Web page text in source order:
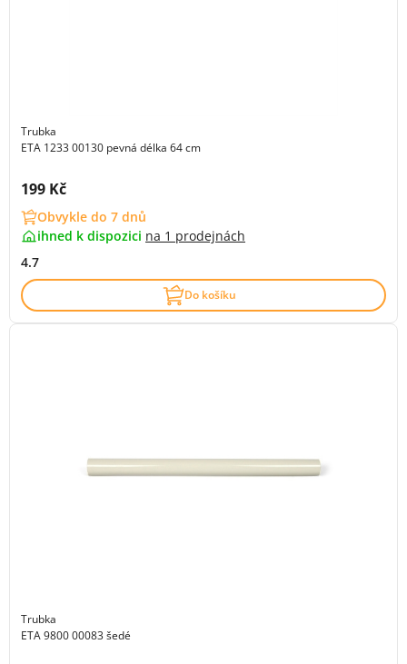
Trubka
ETA 1233 00130 pevná délka 64 cm
Cena s DPH:
199 Kč
Obvykle do 7 dnů
ihned k dispozici na 1 prodejnách
4.7
Do košíku
Trubka
ETA 9800 00083 šedé